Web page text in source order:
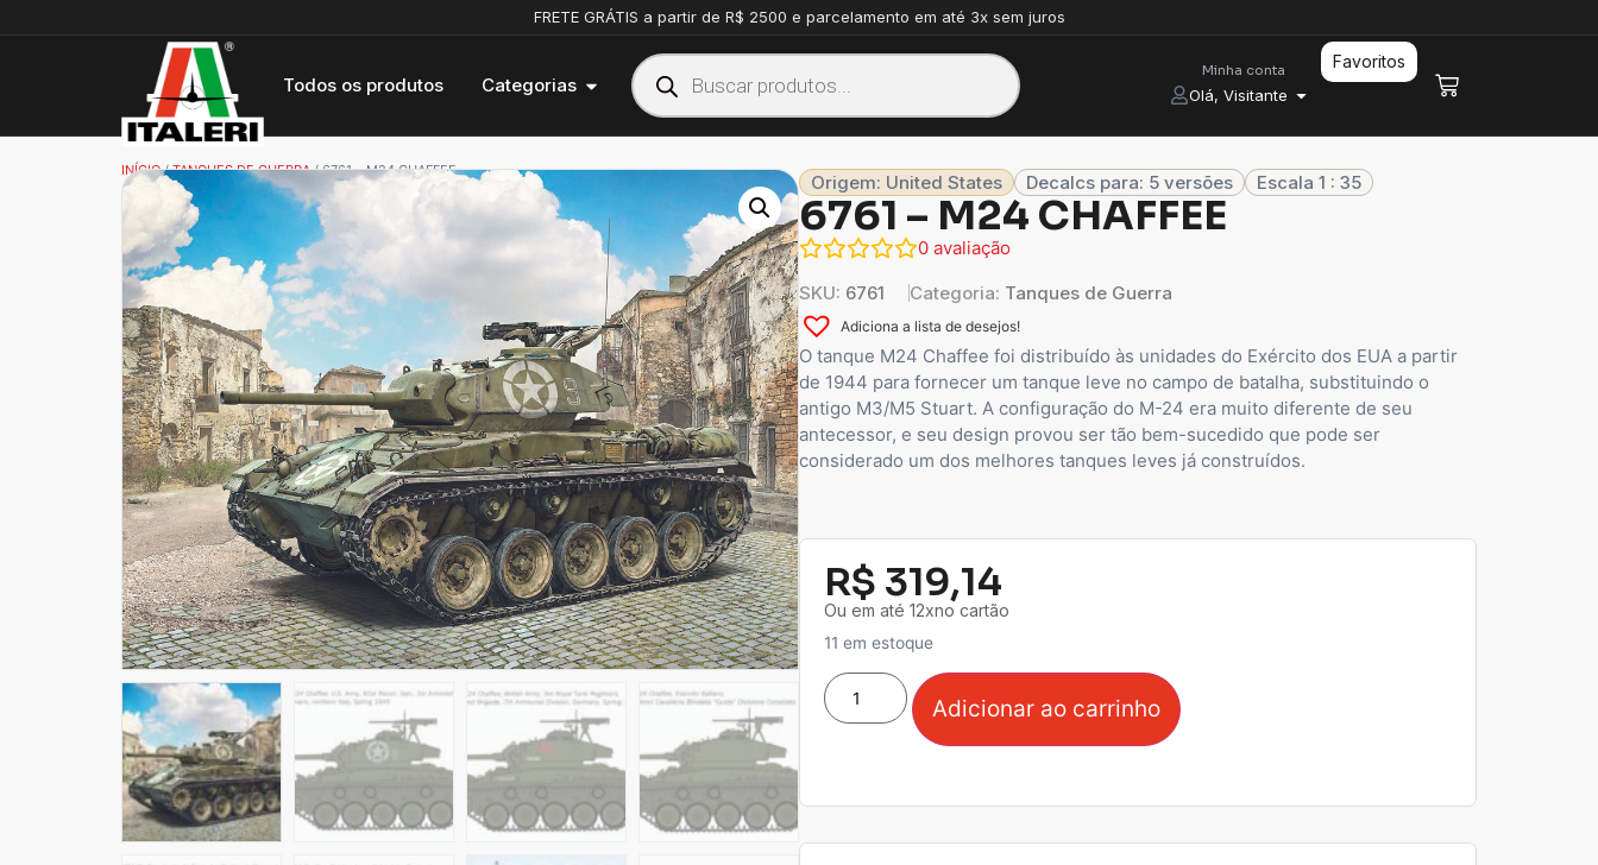
FRETE GRÁTIS a partir de R$ 2500 e parcelamento em até 3x sem juros
Todos os produtos Categorias
Minha conta
Olá, Visitante
Favoritos
INÍCIO/TANQUES DE GUERRA/ 6761 – M24 CHAFFEE
Origem: United States Decalcs para: 5 versões Escala 1 : 35
6761 – M24 CHAFFEE
0 avaliação
SKU: 6761 Categoria: Tanques de Guerra
Adiciona a lista de desejos!
O tanque M24 Chaffee foi distribuído às unidades do Exército dos EUA a partir
de 1944 para fornecer um tanque leve no campo de batalha, substituindo o
antigo M3/M5 Stuart. A configuração do M-24 era muito diferente de seu
antecessor, e seu design provou ser tão bem-sucedido que pode ser
considerado um dos melhores tanques leves já construídos.
R$ 319,14
Ou em até 12xno cartão
11 em estoque
Adicionar ao carrinho